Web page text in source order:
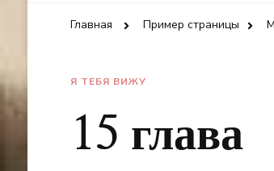
Главная Пример страницы
Я ТЕБЯ ВИЖУ
15 глава